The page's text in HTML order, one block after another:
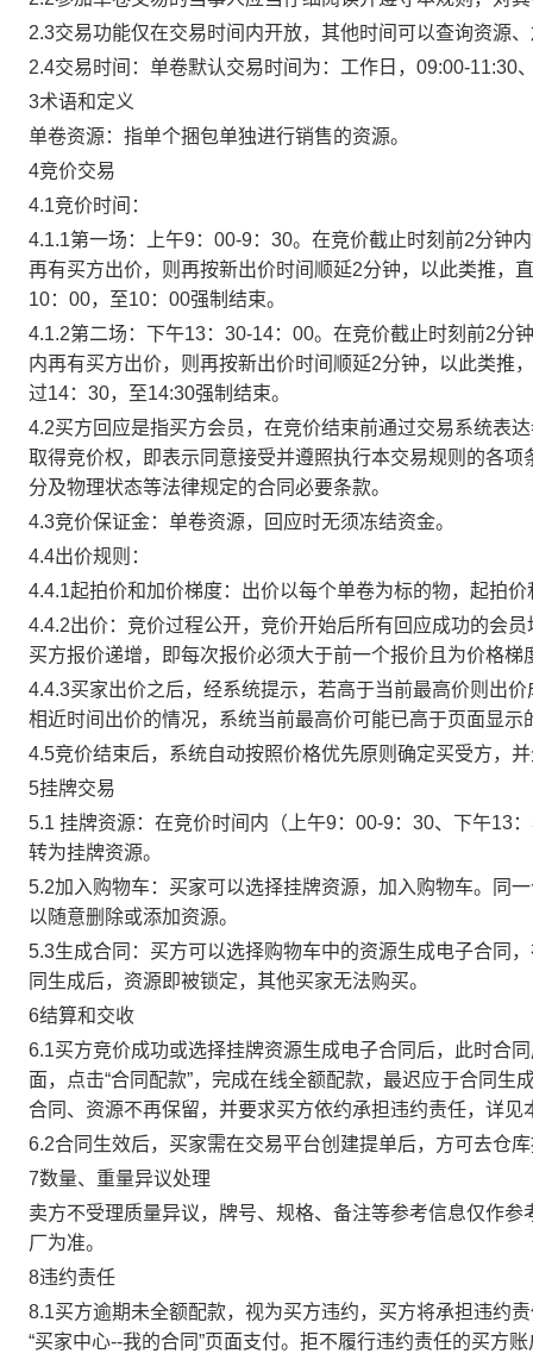
2.3交易功能仅在交易时间内开放，其他时间可以查询资源
2.4交易时间：单卷默认交易时间为：工作日，09:00-11:30
3术语和定义
单卷资源：指单个捆包单独进行销售的资源。
4竞价交易
4.1竞价时间：
4.1.1第一场：上午9：00-9：30。在竞价截止时刻前2分钟
再有买方出价，则再按新出价时间顺延2分钟，以此类推，
10：00，至10：00强制结束。
4.1.2第二场：下午13：30-14：00。在竞价截止时刻前2分
内再有买方出价，则再按新出价时间顺延2分钟，以此类推
过14：30，至14:30强制结束。
4.2买方回应是指买方会员，在竞价结束前通过交易系统表
取得竞价权，即表示同意接受并遵照执行本交易规则的各
分及物理状态等法律规定的合同必要条款。
4.3竞价保证金：单卷资源，回应时无须冻结资金。
4.4出价规则：
4.4.1起拍价和加价梯度：出价以每个单卷为标的物，起拍
4.4.2出价：竞价过程公开，竞价开始后所有回应成功的会
买方报价递增，即每次报价必须大于前一个报价且为价格
4.4.3买家出价之后，经系统提示，若高于当前最高价则出
相近时间出价的情况，系统当前最高价可能已高于页面显示
4.5竞价结束后，系统自动按照价格优先原则确定买受方，
5挂牌交易
5.1 挂牌资源：在竞价时间内（上午9：00-9：30、下午13
转为挂牌资源。
5.2加入购物车：买家可以选择挂牌资源，加入购物车。同
以随意删除或添加资源。
5.3生成合同：买方可以选择购物车中的资源生成电子合同
同生成后，资源即被锁定，其他买家无法购买。
6结算和交收
6.1买方竞价成功或选择挂牌资源生成电子合同后，此时合
面，点击“合同配款”，完成在线全额配款，最迟应于合同
合同、资源不再保留，并要求买方依约承担违约责任，详见
6.2合同生效后，买家需在交易平台创建提单后，方可去仓
7数量、重量异议处理
卖方不受理质量异议，牌号、规格、备注等参考信息仅作
厂为准。
8违约责任
8.1买方逾期未全额配款，视为买方违约，买方将承担违约
“买家中心--我的合同”页面支付。拒不履行违约责任的买方